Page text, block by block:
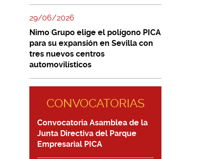
29/06/2026
Nimo Grupo elige el polígono PICA
para su expansión en Sevilla con
tres nuevos centros
automovilísticos
CONVOCATORIAS
Convocatoria Asamblea de la
Junta Directiva del Parque
Empresarial PICA